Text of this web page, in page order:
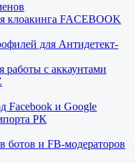
клоакинга FACEBOOK
для Антидетект-
работы с аккаунтами
Facebook и Google
РК
ботов и FB-модераторов